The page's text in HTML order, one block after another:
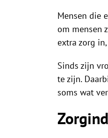
Mensen die
om mensen
extra zorg
Sinds zijn
te zijn.
soms wat